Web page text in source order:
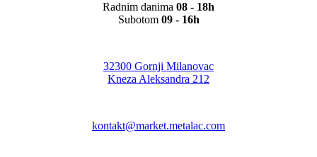
Radnim danima 08 - 18h
Subotom 09 - 16h
32300 Gornji Milanovac
Kneza Aleksandra 212
kontakt@market.metalac.com